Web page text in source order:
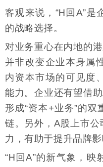
客观来说，“H回A”是
的战略选择。
对业务重心在内地的
并非改变企业本身属
内资本市场的可见度
能力。企业还有望借
形成“资本+业务”的
链。另外，A股上市
力，有助于提升品牌
“H回A”的新气象，映